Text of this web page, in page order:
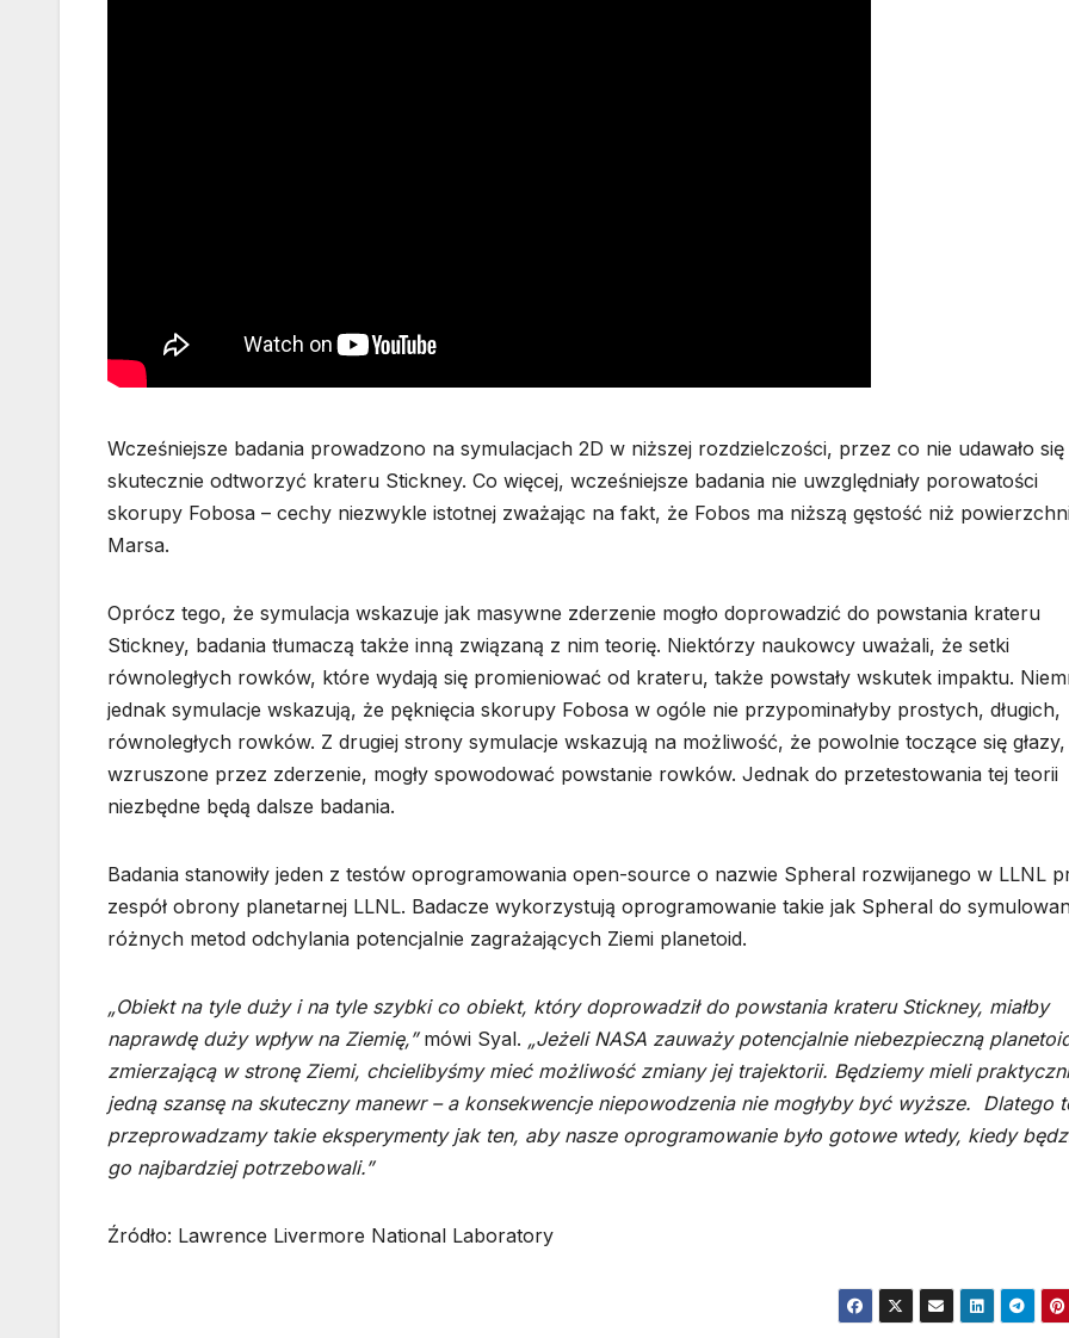
Wcześniejsze badania prowadzono na symulacjach 2D w niższej rozdzielczości, przez co nie udawało się
skutecznie odtworzyć krateru Stickney. Co więcej, wcześniejsze badania nie uwzględniały porowatości
skorupy Fobosa – cechy niezwykle istotnej zważając na fakt, że Fobos ma niższą gęstość niż
Marsa.
Oprócz tego, że symulacja wskazuje jak masywne zderzenie mogło doprowadzić do powstania krateru
Stickney, badania tłumaczą także inną związaną z nim teorię. Niektórzy naukowcy uważali, że setki
równoległych rowków, które wydają się promieniować od krateru, także powstały wskutek impaktu.
jednak symulacje wskazują, że pęknięcia skorupy Fobosa w ogóle nie przypominałyby prostych, długich,
równoległych rowków. Z drugiej strony symulacje wskazują na możliwość, że powolnie toczące się głazy,
wzruszone przez zderzenie, mogły spowodować powstanie rowków. Jednak do przetestowania tej teorii
niezbędne będą dalsze badania.
Badania stanowiły jeden z testów oprogramowania open-source o nazwie Spheral rozwijanego w LLNL
zespół obrony planetarnej LLNL. Badacze wykorzystują oprogramowanie takie jak Spheral do
różnych metod odchylania potencjalnie zagrażających Ziemi planetoid.
„Obiekt na tyle duży i na tyle szybki co obiekt, który doprowadził do powstania krateru Stickney, miałby
naprawdę duży wpływ na Ziemię,”mówi Syal. „Jeżeli NASA zauważy potencjalnie niebezpieczną
zmierzającą w stronę Ziemi, chcielibyśmy mieć możliwość zmiany jej trajektorii. Będziemy mieli
jedną szansę na skuteczny manewr – a konsekwencje niepowodzenia nie mogłyby być wyższe. Dlatego
przeprowadzamy takie eksperymenty jak ten, aby nasze oprogramowanie było gotowe wtedy, kiedy
go najbardziej potrzebowali.”
Źródło: Lawrence Livermore National Laboratory